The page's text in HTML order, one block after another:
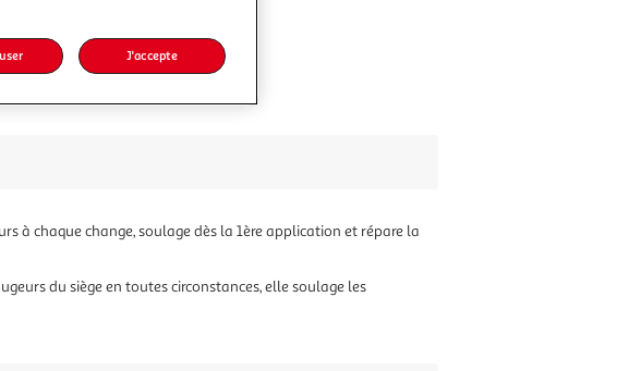
à chaque change, soulage dès la 1ère application et répare la
du siège en toutes circonstances, elle soulage les
J'accepte